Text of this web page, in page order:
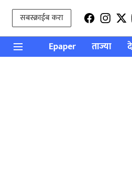
सबस्क्राईब करा
Epaper ताज्या